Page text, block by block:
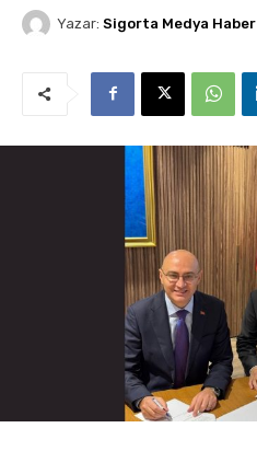
Yazar: Sigorta Medya Haber